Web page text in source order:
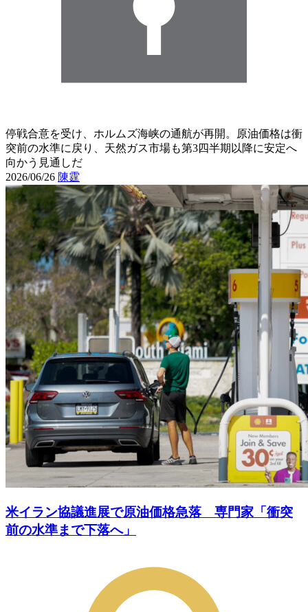
停戦合意を受け、ホルムズ海峡の通航が再開。原油価格は衝
突前の水準に戻り、天然ガス市場も第3四半期以降に安定へ
向かう見通しだ
2026/06/26 陳霆
米イラン協議進展で原油価格急落 専門家「衝突
前の水準まで下落へ」